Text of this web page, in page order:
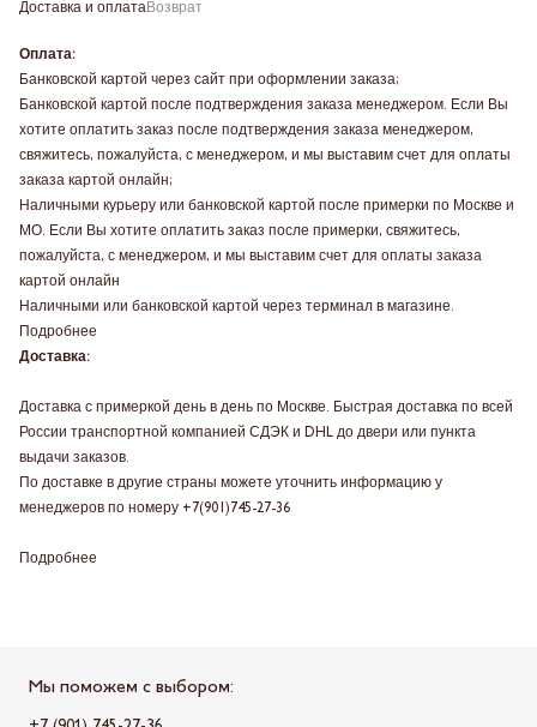
Доставка и оплатаВозврат
Оплата:
Банковской картой через сайт при оформлении заказа;
Банковской картой после подтверждения заказа менеджером. Если Вы
хотите оплатить заказ после подтверждения заказа менеджером,
свяжитесь, пожалуйста, с менеджером, и мы выставим счет для оплаты
заказа картой онлайн;
Наличными курьеру или банковской картой после примерки по Москве и
МО. Если Вы хотите оплатить заказ после примерки, свяжитесь,
пожалуйста, с менеджером, и мы выставим счет для оплаты заказа
картой онлайн
Наличными или банковской картой через терминал в магазине.
Подробнее
Доставка:
Доставка с примеркой день в день по Москве. Быстрая доставка по всей
России транспортной компанией СДЭК и DHL до двери или пункта
выдачи заказов.
По доставке в другие страны можете уточнить информацию у
менеджеров по номеру +7(901)745-27-36
Подробнее
Мы поможем с выбором: